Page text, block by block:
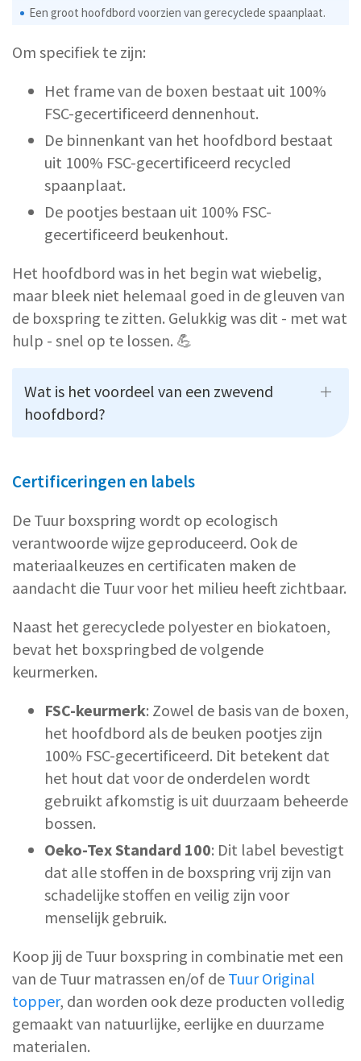
Een groot hoofdbord voorzien van gerecyclede spaanplaat.
Om specifiek te zijn:
Het frame van de boxen bestaat uit 100%
FSC-gecertificeerd dennenhout.
De binnenkant van het hoofdbord bestaat
uit 100% FSC-gecertificeerd recycled
spaanplaat.
De pootjes bestaan uit 100% FSC-
gecertificeerd beukenhout.
Het hoofdbord was in het begin wat wiebelig,
maar bleek niet helemaal goed in de gleuven van
de boxspring te zitten. Gelukkig was dit - met wat
hulp - snel op te lossen. 💪
Wat is het voordeel van een zwevend
hoofdbord?
Certificeringen en labels
De Tuur boxspring wordt op ecologisch
verantwoorde wijze geproduceerd. Ook de
materiaalkeuzes en certificaten maken de
aandacht die Tuur voor het milieu heeft zichtbaar.
Naast het gerecyclede polyester en biokatoen,
bevat het boxspringbed de volgende
keurmerken.
FSC-keurmerk: Zowel de basis van de boxen,
het hoofdbord als de beuken pootjes zijn
100% FSC-gecertificeerd. Dit betekent dat
het hout dat voor de onderdelen wordt
gebruikt afkomstig is uit duurzaam beheerde
bossen.
Oeko-Tex Standard 100: Dit label bevestigt
dat alle stoffen in de boxspring vrij zijn van
schadelijke stoffen en veilig zijn voor
menselijk gebruik.
Koop jij de Tuur boxspring in combinatie met een
van de Tuur matrassen en/of de Tuur Original
topper, dan worden ook deze producten volledig
gemaakt van natuurlijke, eerlijke en duurzame
materialen.